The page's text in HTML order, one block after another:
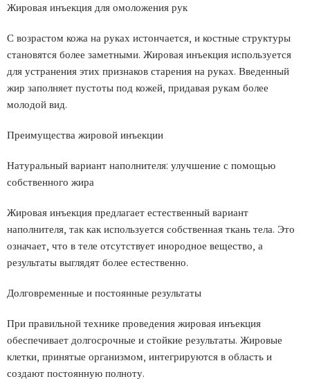
Жировая инъекция для омоложения рук
С возрастом кожа на руках истончается, и костные структуры
становятся более заметными. Жировая инъекция используется
для устранения этих признаков старения на руках. Введенный
жир заполняет пустоты под кожей, придавая рукам более
молодой вид.
Преимущества жировой инъекции
Натуральный вариант наполнителя: улучшение с помощью
собственного жира
Жировая инъекция предлагает естественный вариант
наполнителя, так как используется собственная ткань тела. Это
означает, что в теле отсутствует инородное вещество, а
результаты выглядят более естественно.
Долговременные и постоянные результаты
При правильной технике проведения жировая инъекция
обеспечивает долгосрочные и стойкие результаты. Жировые
клетки, принятые организмом, интегрируются в область и
создают постоянную полноту.